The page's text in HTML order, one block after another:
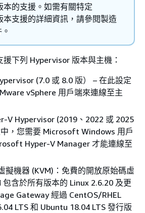
本的支援。如需有關特定
本支援的詳細資訊，請參閱製造
下列 Hypervisor 版本與主機：
(7.0 或 8.0 版） – 在此設定
vSphere 用戶端來連線至主
V Hypervisor (2019、2022 或 2025
，您需要 Microsoft Windows 用戶
Hyper-V Manager 才能連線至
擬機器 (KVM)：免費的開放原始碼虛
包含於所有版本的 Linux 2.6.20 及更
Gateway 經過 CentOS/RHEL
LTS 和 Ubuntu 18.04 LTS 發行版